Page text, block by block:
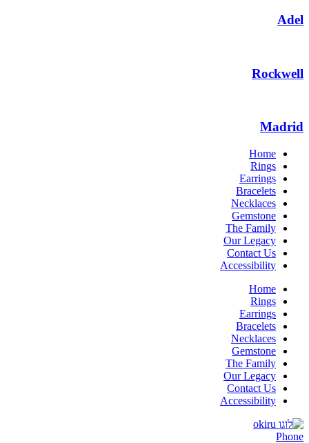
Adel
Rockwell
Madrid
Home
Rings
Earrings
Bracelets
Necklaces
Gemstone
The Family
Our Legacy
Contact Us
Accessibility
Home
Rings
Earrings
Bracelets
Necklaces
Gemstone
The Family
Our Legacy
Contact Us
Accessibility
Phone